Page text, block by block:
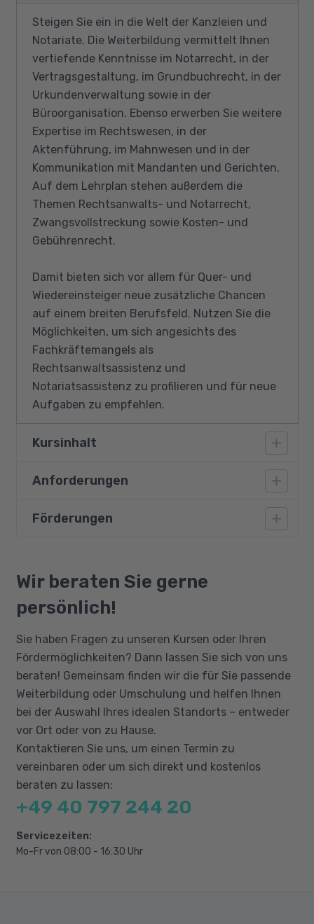
Steigen Sie ein in die Welt der Kanzleien und
Notariate. Die Weiterbildung vermittelt Ihnen
vertiefende Kenntnisse im Notarrecht, in der
Vertragsgestaltung, im Grundbuchrecht, in der
Urkundenverwaltung sowie in der
Büroorganisation. Ebenso erwerben Sie weitere
Expertise im Rechtswesen, in der
Aktenführung, im Mahnwesen und in der
Kommunikation mit Mandanten und Gerichten.
Auf dem Lehrplan stehen außerdem die
Themen Rechtsanwalts- und Notarrecht,
Zwangsvollstreckung sowie Kosten- und
Gebührenrecht.
Damit bieten sich vor allem für Quer- und
Wiedereinsteiger neue zusätzliche Chancen
auf einem breiten Berufsfeld. Nutzen Sie die
Möglichkeiten, um sich angesichts des
Fachkräftemangels als
Rechtsanwaltsassistenz und
Notariatsassistenz zu profilieren und für neue
Aufgaben zu empfehlen.
Kursinhalt
Vertiefende Kenntnisse für die Arbeit in
Büroorganisation und Büromanagement
Notariat
Termin- und Fristenmanagement
Dokumentenmanagement
Mahnwesen
Kommunikation und Mandantenbetreuung
Professionelle Kommunikation mit
Mandanten
Umgang mit vertraulichen Informationen
Telefon- und E-Mail-Kommunikation
Vorbereitung von Dokumenten
Berufs- und Beurkundungsrecht
Gerichts- und Notarkostengesetz
Erbschaftssteuer- und
Anforderungen
Vorausgesetzt wird eine kaufmännische
(abgebrochenes) Studium im juristischen
Bereich. Die Deutschkenntnisse sollten sich
mindestens auf dem B2-Level bewegen, da
verstanden werden müssen. Notwendig sind
außerdem Grundkenntnisse im PC-Umgang
und Microsoft 365, um am Online-Unterricht
teilnehmen zu können.
Förderungen
Qualifizierungschancengesetz
Berufliche Rehabilitation
Wir beraten Sie gerne
persönlich!
Sie haben Fragen zu unseren Kursen oder Ihren
Fördermöglichkeiten? Dann lassen Sie sich von uns
beraten! Gemeinsam finden wir die für Sie passende
Weiterbildung oder Umschulung und helfen Ihnen
bei der Auswahl Ihres idealen Standorts – entweder
vor Ort oder von zu Hause.
Kontaktieren Sie uns, um einen Termin zu
vereinbaren oder um sich direkt und kostenlos
beraten zu lassen:
+49 40 797 244 20
Servicezeiten:
Mo-Fr von 08:00 - 16:30 Uhr